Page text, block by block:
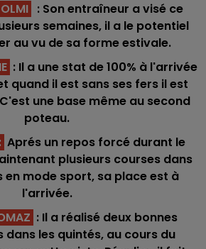
: Son entraîneur a visé ce
semaines, il a le potentiel
au vu de sa forme estivale.
: Il a une stat de 100% à l'arrivée
quand il est sans ses fers il est
une base même au second
poteau.
: Aprés un repos forcé durant le
plusieurs courses dans
en mode sport, sa place est à
l'arrivée.
: Il a réalisé deux bonnes
les quintés, au cours du